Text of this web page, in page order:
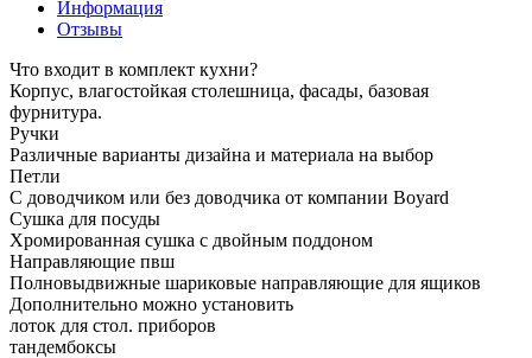
Информация
Отзывы
Что входит в комплект кухни?
Корпус, влагостойкая столешница, фасады, базовая
фурнитура.
Ручки
Различные варианты дизайна и материала на выбор
Петли
С доводчиком или без доводчика от компании Boyard
Сушка для посуды
Хромированная сушка с двойным поддоном
Направляющие пвш
Полновыдвижные шариковые направляющие для ящиков
Дополнительно можно установить
лоток для стол. приборов
тандембоксы